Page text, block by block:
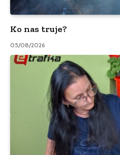
Ko nas truje?
05/08/2026